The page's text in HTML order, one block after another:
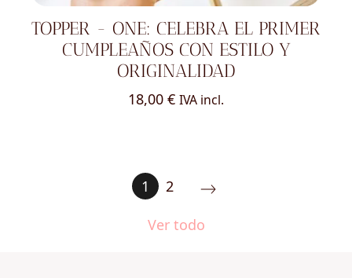
TOPPER - ONE: CELEBRA EL PRIMER
CUMPLEAÑOS CON ESTILO Y
ORIGINALIDAD
18,00 € IVA incl.
1 2
Ver todo